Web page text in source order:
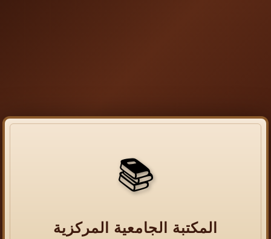
📚
المكتبة الجامعية المركزية